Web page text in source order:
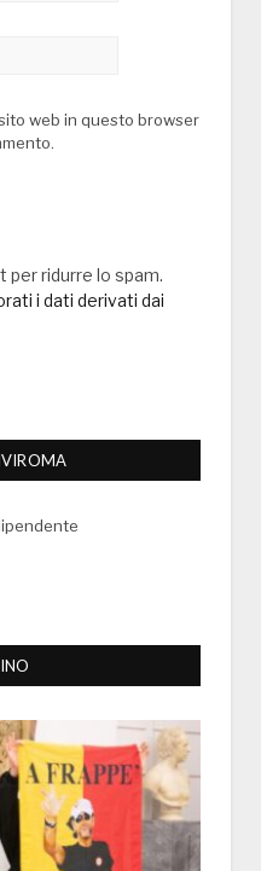
web in questo browser
ridurre lo spam.
i dati derivati dai